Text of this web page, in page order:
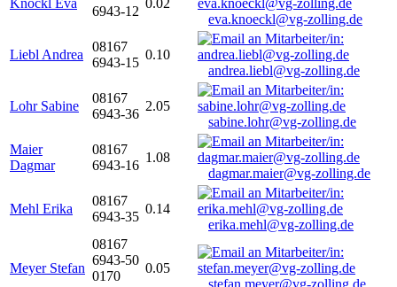
Knöckl Eva
6943-12
0.02
eva.knoeckl@vg-zolling.de
Liebl Andrea
08167
6943-15
0.10
andrea.liebl@vg-zolling.de
Lohr Sabine
08167
6943-36
2.05
sabine.lohr@vg-zolling.de
Maier
Dagmar
08167
6943-16
1.08
dagmar.maier@vg-zolling.de
Mehl Erika
08167
6943-35
0.14
erika.mehl@vg-zolling.de
Meyer Stefan
08167
6943-50
0170
0.05